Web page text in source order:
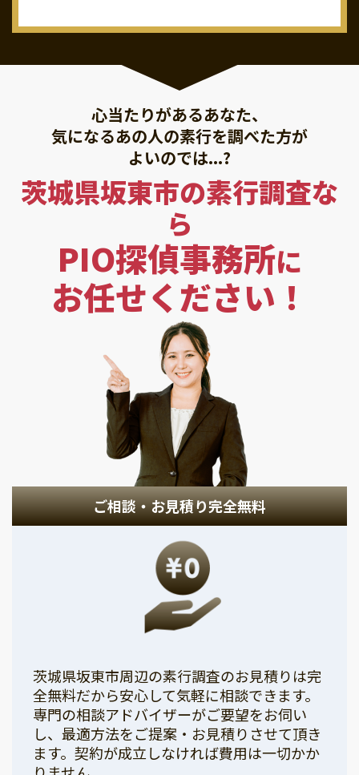
心当たりがあるあなた、
気になるあの人の素行を調べた方が
よいのでは...?
茨城県坂東市の素行調査な
ら
PIO探偵事務所に
お任せください！
ご相談・お見積り完全無料
茨城県坂東市周辺の素行調査のお見積りは完
全無料だから安心して気軽に相談できます。
専門の相談アドバイザーがご要望をお伺い
し、最適方法をご提案・お見積りさせて頂き
ます。契約が成立しなければ費用は一切かか